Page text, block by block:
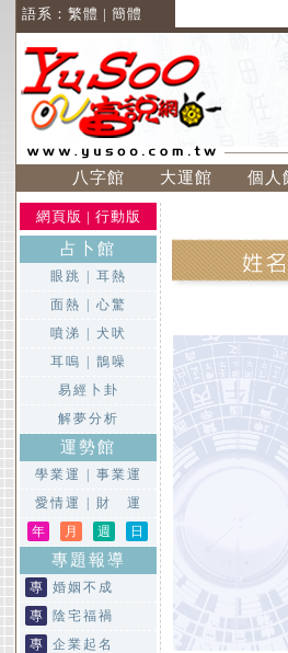
語系： 繁體 | 簡體
八字館 大運館 個人
網頁版 | 行動版
占卜館
眼跳
耳熱
面熱
心驚
噴涕
犬吠
耳嗚
鵲噪
易經卜卦
解夢分析
運勢館
學業運
事業運
愛情運
財 運
年
月 週 日
專題報導
專
婚姻不成
專
陰宅福禍
專
企業起名